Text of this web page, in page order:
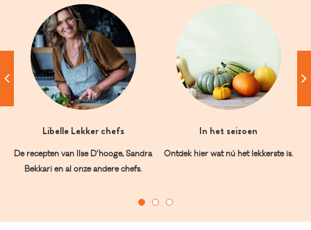
Libelle Lekker chefs
De recepten van Ilse D’hooge, Sandra
Bekkari en al onze andere chefs.
In het seizoen
Ontdek hier wat nú het lekkerste is.